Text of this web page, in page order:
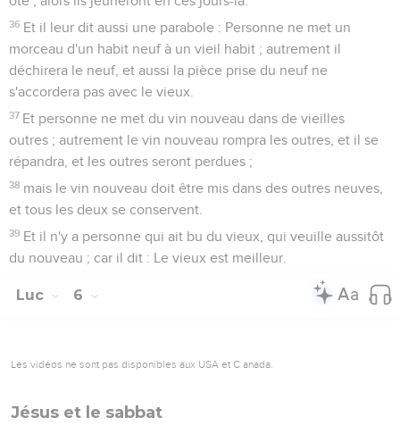
36 Et il leur dit aussi une parabole : Personne ne met un
morceau d'un habit neuf à un vieil habit ; autrement il
déchirera le neuf, et aussi la pièce prise du neuf ne
s'accordera pas avec le vieux.
37 Et personne ne met du vin nouveau dans de vieilles
outres ; autrement le vin nouveau rompra les outres, et il se
répandra, et les outres seront perdues ;
38 mais le vin nouveau doit être mis dans des outres neuves,
et tous les deux se conservent.
39 Et il n'y a personne qui ait bu du vieux, qui veuille aussitôt
du nouveau ; car il dit : Le vieux est meilleur.
Luc 6
Les vidéos ne sont pas disponibles aux USA et C anada.
Jésus et le sabbat